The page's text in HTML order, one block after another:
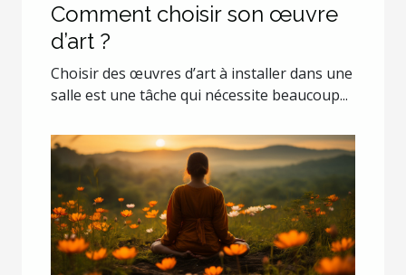
Comment choisir son œuvre
d’art ?
Choisir des œuvres d’art à installer dans une
salle est une tâche qui nécessite beaucoup...